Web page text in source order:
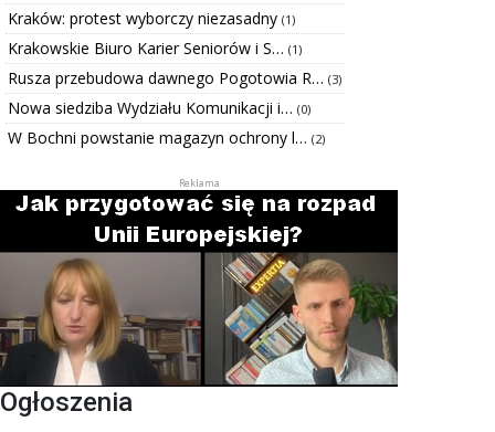
Kraków: protest wyborczy niezasadny (1)
Krakowskie Biuro Karier Seniorów i S… (1)
Rusza przebudowa dawnego Pogotowia R… (3)
Nowa siedziba Wydziału Komunikacji i… (0)
W Bochni powstanie magazyn ochrony l… (2)
Ogłoszenia